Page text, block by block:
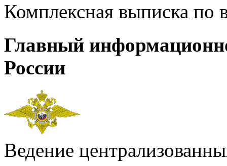
Комплексная выписка
Главный
России
Ведение